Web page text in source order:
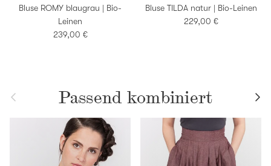
Bluse ROMY blaugrau | Bio-
Leinen
Normaler Preis
239,00 €
Bluse TILDA natur | Bio-Leinen
Normaler Preis
229,00 €
Vorherige Passend kombiniert